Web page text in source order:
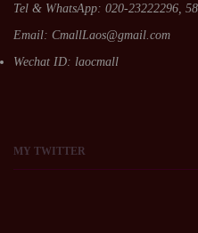
Tel & WhatsApp: 020-23222296,
Email: CmallLaos@gmail.com
Wechat ID: laocmall
MY TWITTER